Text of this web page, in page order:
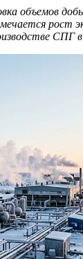
объемов
рост
СПГ